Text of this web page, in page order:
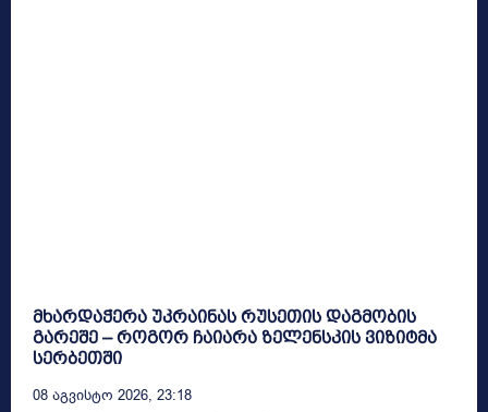
მხარდაჭერა უკრაინას რუსეთის დაგმობის
გარეშე – როგორ ჩაიარა ზელენსკის ვიზიტმა
სერბეთში
08 Აგვისტო 2026, 23:18